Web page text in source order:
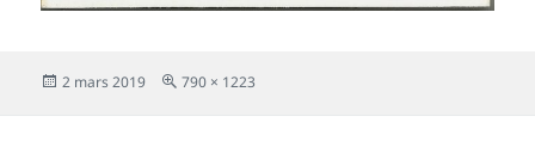
Publié
2 mars 2019
Taille
790 × 1223